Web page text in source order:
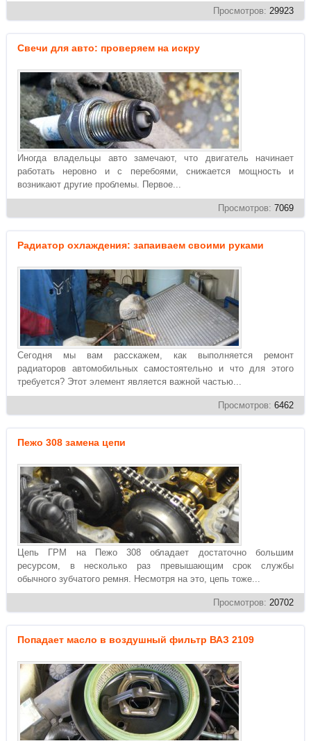
Просмотров: 29923
Свечи для авто: проверяем на искру
Иногда владельцы авто замечают, что двигатель начинает
работать неровно и с перебоями, снижается мощность и
возникают другие проблемы. Первое...
Просмотров: 7069
Радиатор охлаждения: запаиваем своими руками
Сегодня мы вам расскажем, как выполняется ремонт
радиаторов автомобильных самостоятельно и что для этого
требуется? Этот элемент является важной частью...
Просмотров: 6462
Пежо 308 замена цепи
Цепь ГРМ на Пежо 308 обладает достаточно большим
ресурсом, в несколько раз превышающим срок службы
обычного зубчатого ремня. Несмотря на это, цепь тоже...
Просмотров: 20702
Попадает масло в воздушный фильтр ВАЗ 2109